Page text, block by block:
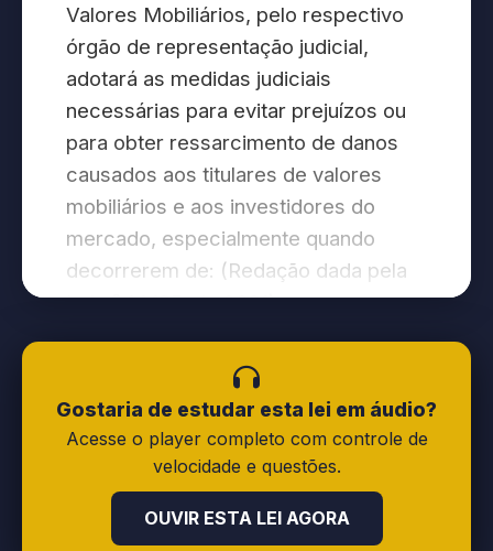
Valores Mobiliários, pelo respectivo
órgão de representação judicial,
adotará as medidas judiciais
necessárias para evitar prejuízos ou
para obter ressarcimento de danos
causados aos titulares de valores
mobiliários e aos investidores do
mercado, especialmente quando
decorrerem de: (Redação dada pela
Lei nº 14.195, de 2021)
I — operação fraudulenta, prática não
equitativa, manipulação de preços ou
criação de condições artificiais de
procura, oferta ou preço de valores
mobiliários;
Gostaria de estudar esta lei em áudio?
Acesse o player completo com controle de
velocidade e questões.
OUVIR ESTA LEI AGORA